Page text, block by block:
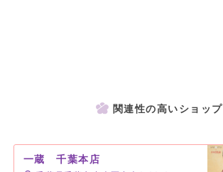
関連性の高いショップ
一蔵 千葉本店